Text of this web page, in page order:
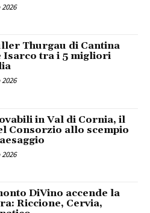
Thurgau di Cantina
Isarco tra i 5 migliori
in Val di Cornia, il
Consorzio allo scempio
DiVino accende la
Riccione, Cervia,